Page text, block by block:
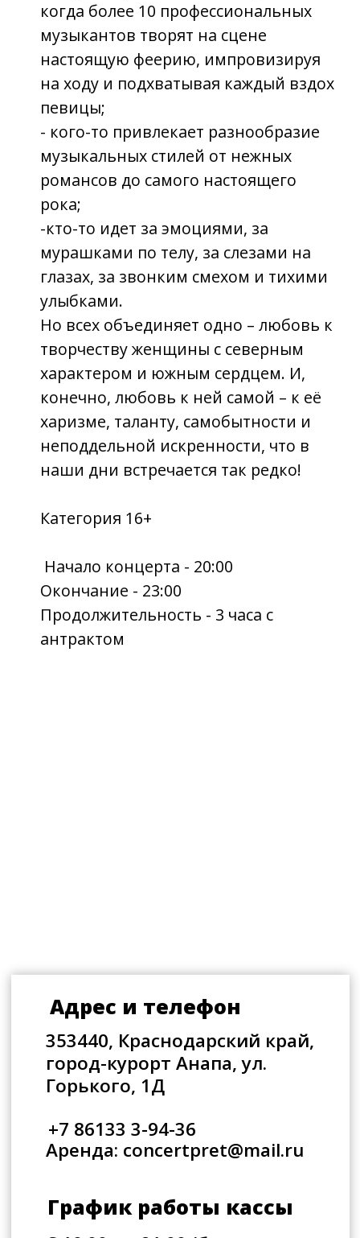
Начало концерта - 20:00
Окончание - 23:00
Продолжительность - 3 часа с
антрактом
Адрес и телефон
353440, Краснодарский край,
город-курорт Анапа, ул.
Горького, 1Д
+7 86133 3-94-36
Аренда: concertpret@mail.ru
С 10:00 до 21:00 (без перерывов
Главная сцена Анапы
ул. Горького, 1Д